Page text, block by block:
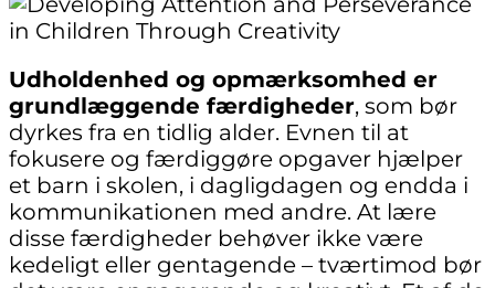
Udholdenhed og opmærksomhed er
grundlæggende færdigheder, som bør
dyrkes fra en tidlig alder. Evnen til at
fokusere og færdiggøre opgaver hjælper
et barn i skolen, i dagligdagen og endda i
kommunikationen med andre. At lære
disse færdigheder behøver ikke være
kedeligt eller gentagende – tværtimod bør